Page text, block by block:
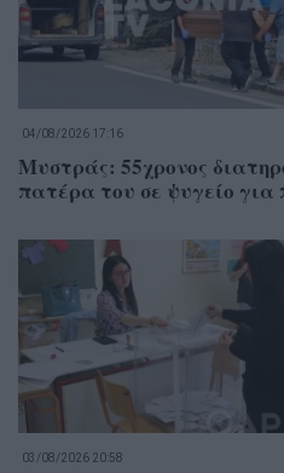
04/08/2026 17:16
Μυστράς: 55χρονος
πατέρα του σε ψυγείο
03/08/2026 20:58